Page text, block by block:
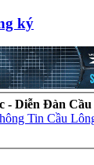
ký
- Diễn Đàn
Tin Cầu